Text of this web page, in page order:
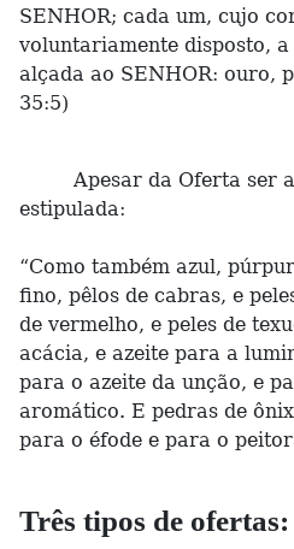
SENHOR; cada um, cujo
voluntariamente disposto,
alçada ao SENHOR: ouro,
35:5)
Apesar da Oferta ser
estipulada:
“Como também azul,
fino, pêlos de cabras, e
de vermelho, e peles de
acácia, e azeite para a
para o azeite da unção, e
aromático. E pedras de
para o éfode e para o
Três tipos de ofertas: